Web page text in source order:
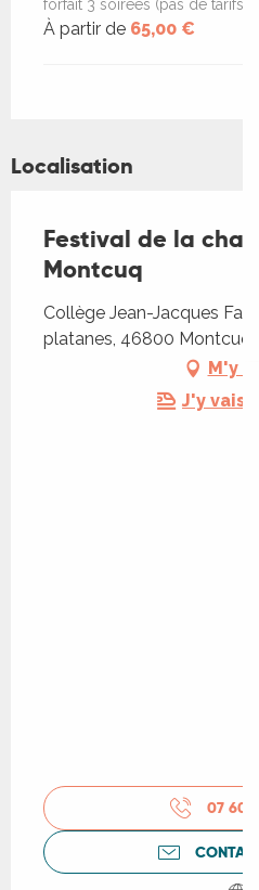
forfait 3 soirées (pas de tarifs
À partir de 65,00 €
Localisation
Festival de la
Montcuq
Collège Jean-Jacques
platanes, 46800
M'y
J'y vais
07 60